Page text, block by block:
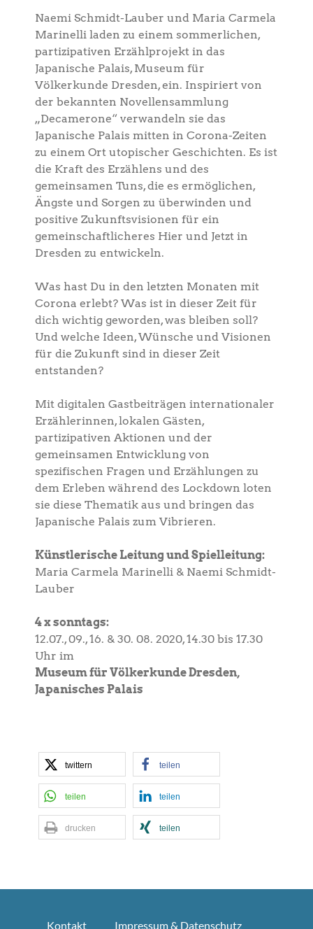
Naemi Schmidt-Lauber und Maria Carmela
Marinelli laden zu einem sommerlichen,
partizipativen Erzählprojekt in das
Japanische Palais, Museum für
Völkerkunde Dresden, ein. Inspiriert von
der bekannten Novellensammlung
„Decamerone“ verwandeln sie das
Japanische Palais mitten in Corona-Zeiten
zu einem Ort utopischer Geschichten. Es ist
die Kraft des Erzählens und des
gemeinsamen Tuns, die es ermöglichen,
Ängste und Sorgen zu überwinden und
positive Zukunftsvisionen für ein
gemeinschaftlicheres Hier und Jetzt in
Dresden zu entwickeln.
Was hast Du in den letzten Monaten mit
Corona erlebt? Was ist in dieser Zeit für
dich wichtig geworden, was bleiben soll?
Und welche Ideen, Wünsche und Visionen
für die Zukunft sind in dieser Zeit
entstanden?
Mit digitalen Gastbeiträgen internationaler
Erzählerinnen, lokalen Gästen,
partizipativen Aktionen und der
gemeinsamen Entwicklung von
spezifischen Fragen und Erzählungen zu
dem Erleben während des Lockdown loten
sie diese Thematik aus und bringen das
Japanische Palais zum Vibrieren.
Künstlerische Leitung und Spielleitung:
Maria Carmela Marinelli & Naemi Schmidt-
Lauber
4 x sonntags:
12.07., 09., 16. & 30. 08. 2020, 14.30 bis 17.30
Uhr im
Museum für Völkerkunde Dresden,
Japanisches Palais
twittern teilen
teilen teilen
drucken teilen
Kontakt Impressum & Datenschutz